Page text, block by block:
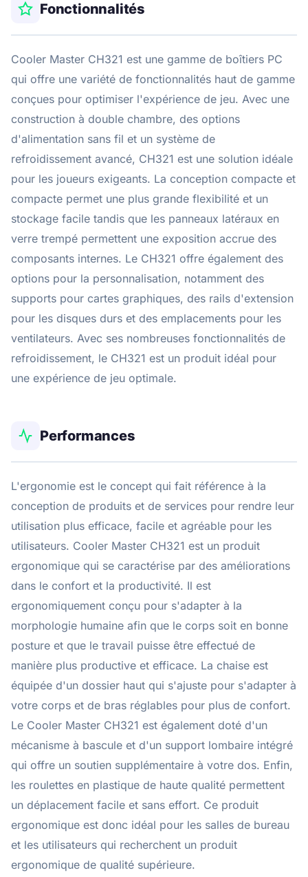
Fonctionnalités
Cooler Master CH321 est une gamme de boîtiers PC
qui offre une variété de fonctionnalités haut de gamme
conçues pour optimiser l'expérience de jeu. Avec une
construction à double chambre, des options
d'alimentation sans fil et un système de
refroidissement avancé, CH321 est une solution idéale
pour les joueurs exigeants. La conception compacte et
compacte permet une plus grande flexibilité et un
stockage facile tandis que les panneaux latéraux en
verre trempé permettent une exposition accrue des
composants internes. Le CH321 offre également des
options pour la personnalisation, notamment des
supports pour cartes graphiques, des rails d'extension
pour les disques durs et des emplacements pour les
ventilateurs. Avec ses nombreuses fonctionnalités de
refroidissement, le CH321 est un produit idéal pour
une expérience de jeu optimale.
Performances
L'ergonomie est le concept qui fait référence à la
conception de produits et de services pour rendre leur
utilisation plus efficace, facile et agréable pour les
utilisateurs. Cooler Master CH321 est un produit
ergonomique qui se caractérise par des améliorations
dans le confort et la productivité. Il est
ergonomiquement conçu pour s'adapter à la
morphologie humaine afin que le corps soit en bonne
posture et que le travail puisse être effectué de
manière plus productive et efficace. La chaise est
équipée d'un dossier haut qui s'ajuste pour s'adapter à
votre corps et de bras réglables pour plus de confort.
Le Cooler Master CH321 est également doté d'un
mécanisme à bascule et d'un support lombaire intégré
qui offre un soutien supplémentaire à votre dos. Enfin,
les roulettes en plastique de haute qualité permettent
un déplacement facile et sans effort. Ce produit
ergonomique est donc idéal pour les salles de bureau
et les utilisateurs qui recherchent un produit
ergonomique de qualité supérieure.